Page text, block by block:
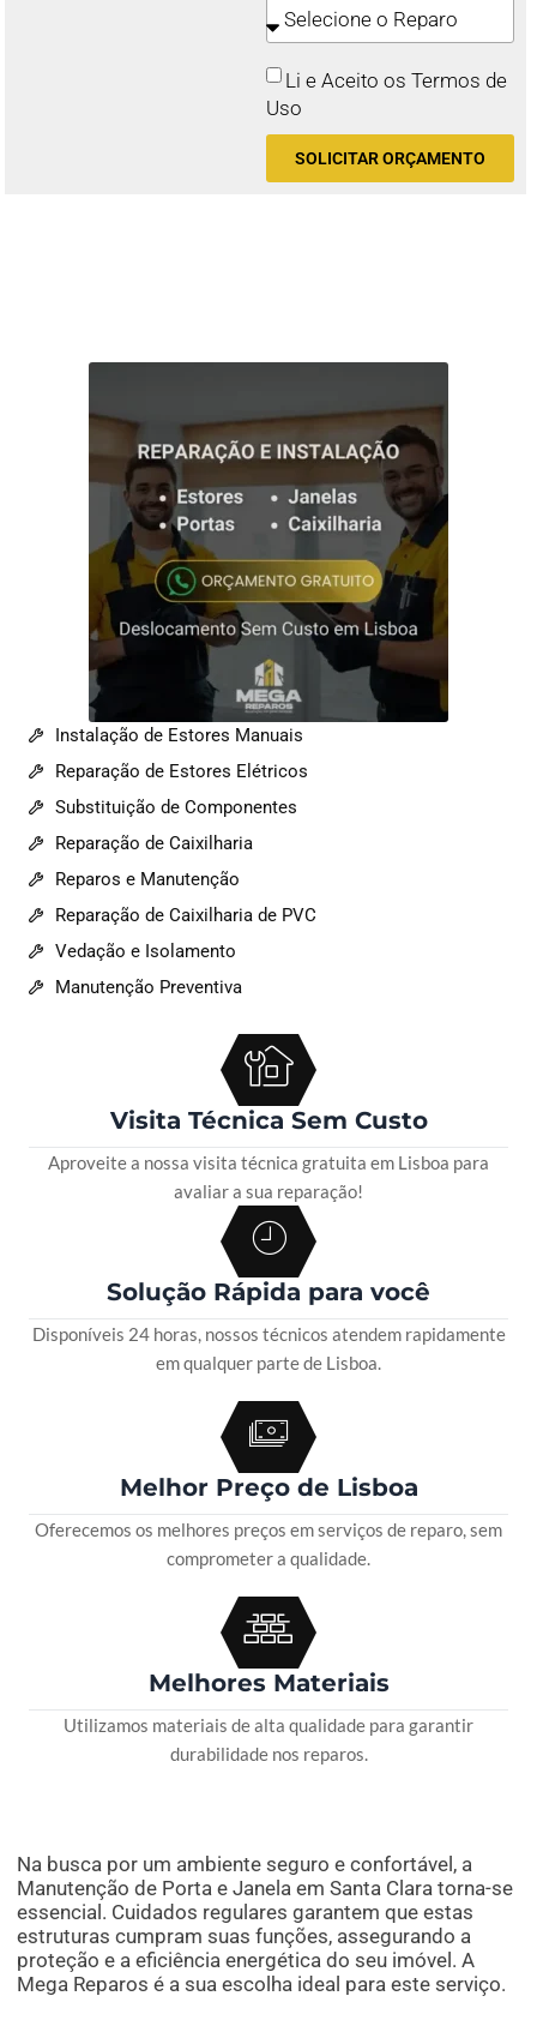
Li e Aceito os Termos de
Uso
SOLICITAR ORÇAMENTO
Instalação de Estores Manuais
Reparação de Estores Elétricos
Substituição de Componentes
Reparação de Caixilharia
Reparos e Manutenção
Reparação de Caixilharia de PVC
Vedação e Isolamento
Manutenção Preventiva
Visita Técnica Sem Custo
Aproveite a nossa visita técnica gratuita em Lisboa para
avaliar a sua reparação!
Solução Rápida para você
Disponíveis 24 horas, nossos técnicos atendem rapidamente
em qualquer parte de Lisboa.
Melhor Preço de Lisboa
Oferecemos os melhores preços em serviços de reparo, sem
comprometer a qualidade.
Melhores Materiais
Utilizamos materiais de alta qualidade para garantir
durabilidade nos reparos.
Na busca por um ambiente seguro e confortável, a
Manutenção de Porta e Janela em Santa Clara torna-se
essencial. Cuidados regulares garantem que estas
estruturas cumpram suas funções, assegurando a
proteção e a eficiência energética do seu imóvel. A
Mega Reparos é a sua escolha ideal para este serviço.